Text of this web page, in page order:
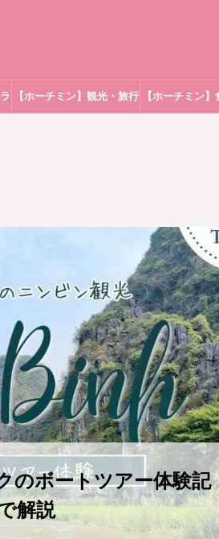
【ホーチミン】観光・旅行 【ホーチミン
のボートツアー体験記
解説